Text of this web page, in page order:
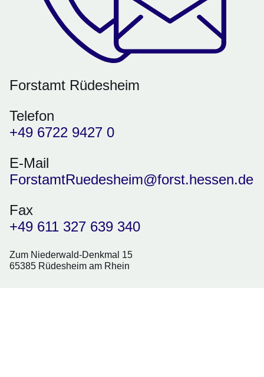
Forstamt Rüdesheim
Telefon
+49 6722 9427 0
E-Mail
ForstamtRuedesheim@forst.hessen.de
Fax
+49 611 327 639 340
Zum Niederwald-Denkmal 15
65385 Rüdesheim am Rhein